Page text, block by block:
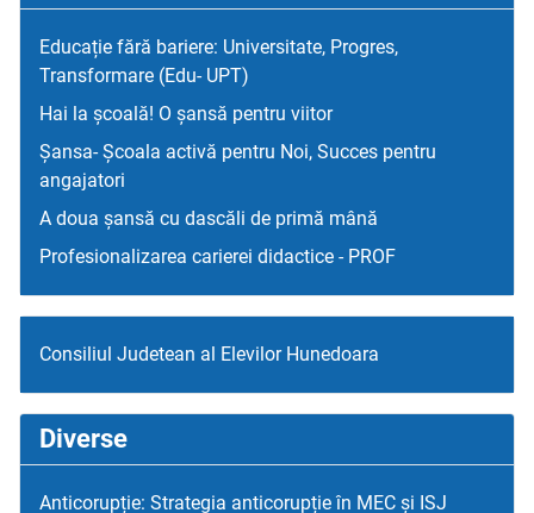
Educație fără bariere: Universitate, Progres,
Transformare (Edu- UPT)
Hai la școală! O șansă pentru viitor
Șansa- Școala activă pentru Noi, Succes pentru
angajatori
A doua șansă cu dascăli de primă mână
Profesionalizarea carierei didactice - PROF
Consiliul Judetean al Elevilor Hunedoara
Diverse
Anticorupție: Strategia anticorupție în MEC și ISJ